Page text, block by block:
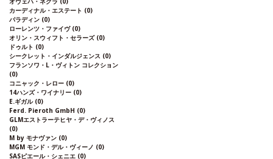
カーディナル・エステート (0)
パラディン (0)
ローレンツ・ファイヴ (0)
オリン・スウィフト・セラーズ (0)
ドゥルト (0)
シークレット・インダルジェンス (0)
フランソワ・L・ヴィトン コレクション
(0)
コニャック・レロー (0)
14ハンズ・ワイナリー (0)
E.ギガル (0)
Ferd. Pieroth GmbH (0)
GLMエストラーテヒヤ・デ・ヴィノス
(0)
M by モナヴァン (0)
MGM モンド・デル・ヴィーノ (0)
SASピエール・シェニエ (0)